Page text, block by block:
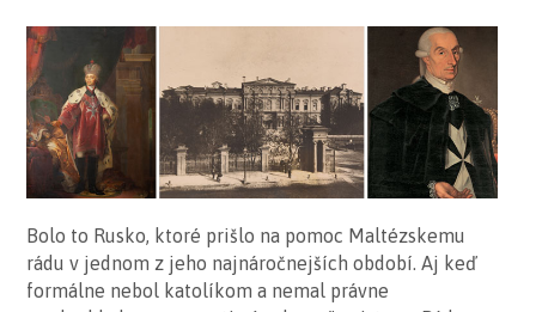
Bolo to Rusko, ktoré prišlo na pomoc Maltézskemu
rádu v jednom z jeho najnáročnejších období. Aj keď
formálne nebol katolíkom a nemal právne